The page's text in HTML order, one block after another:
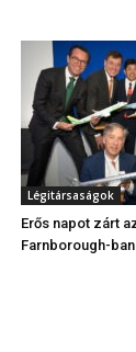
Légitársaságok
Erős napot zárt
Farnborough-ban